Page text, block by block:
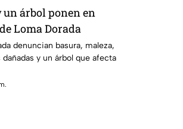
un árbol ponen en
Loma Dorada
denuncian basura, maleza,
y un árbol que afecta